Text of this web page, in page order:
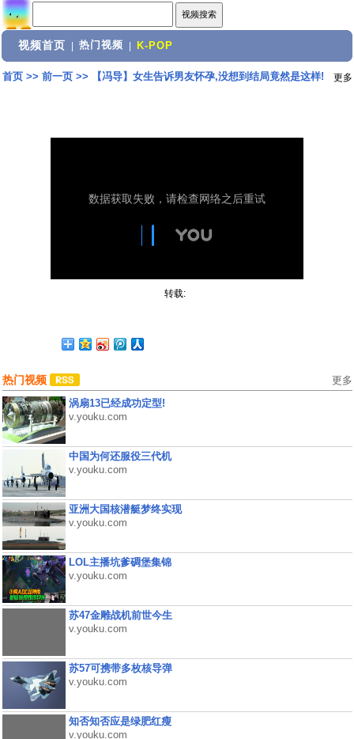
视频首页 热门视频 K-POP
首页>> 前一页>> 【冯导】女生告诉男友怀孕,没想到结局竟然是这样! 更多
转载:
热门视频 更多
涡扇13已经成功定型!
v.youku.com
中国为何还服役三代机
v.youku.com
亚洲大国核潜艇梦终实现
v.youku.com
LOL主播坑爹碉堡集锦
v.youku.com
苏47金雕战机前世今生
v.youku.com
苏57可携带多枚核导弹
v.youku.com
知否知否应是绿肥红瘦
v.youku.com